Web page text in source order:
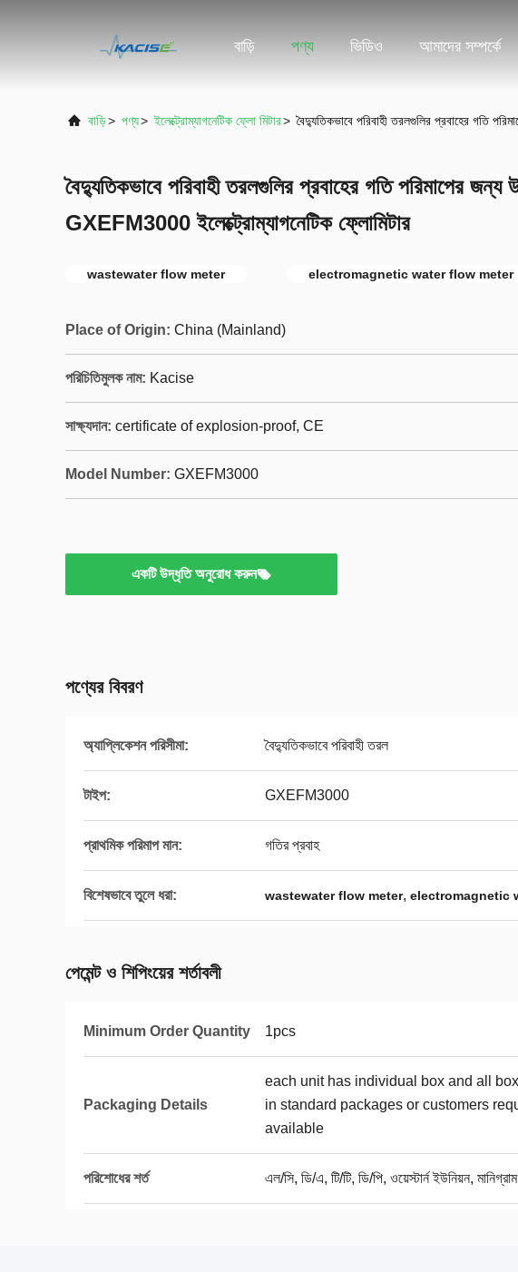
বাড়ি পণ্য ভিডিও আমাদের সম্পর্কে
বাড়ি> পণ্য> ইলেক্ট্রোম্যাগনেটিক ফ্লো মিটার> বৈদ্যুতিকভাবে পরিবাহী তরলগুলির প্রবাহের গতি
বৈদ্যুতিকভাবে পরিবাহী তরলগুলির প্রবাহের গতি পরিমাপের জন্য
GXEFM3000 ইলেক্ট্রোম্যাগনেটিক ফ্লোমিটার
wastewater flow meter electromagnetic water flow meter
Place of Origin: China (Mainland)
পরিচিতিমুলক নাম: Kacise
সাক্ষ্যদান: certificate of explosion-proof, CE
Model Number: GXEFM3000
একটি উদ্ধৃতি অনুরোধ করুন
পণ্যের বিবরণ
অ্যাপ্লিকেশন পরিসীমা: বৈদ্যুতিকভাবে পরিবাহী তরল
টাইপ: GXEFM3000
প্রাথমিক পরিমাপ মান: গতির প্রবাহ
বিশেষভাবে তুলে ধরা: wastewater flow meter, electromagnetic
পেমেন্ট ও শিপিংয়ের শর্তাবলী
Minimum Order Quantity 1pcs
Packaging Details
each unit has individual box and all
in standard packages or customers
available
পরিশোধের শর্ত এল/সি, ডি/এ, টি/টি, ডি/পি, ওয়েস্টার্ন ইউনিয়ন, মানিগ্রাম